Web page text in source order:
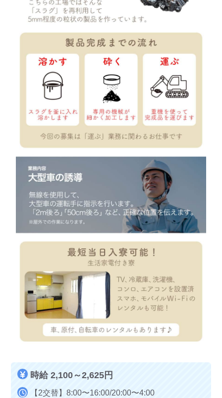
時給 2,100～2,625円
【2交替】8:00〜16:00/20:00〜4:00